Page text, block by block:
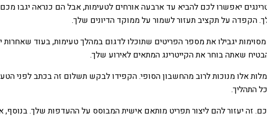
יאפשרו לכם להביא עד ארבעה אורחים לטעימות, אבל הם כנראה יגבו
הקפדה על תקציב תעזור לשמור על ממוקד הדיונים שלך.
יגבילו את מספר הפריטים שתוכלו לדגום במהלך טעימות, בעוד
שאתה בוחר את הקייטרינג המתאים לאירוע שלך.
אלו מנוכות לרוב מהחשבון הסופי. הקפידו לבקש תשלום זה בכתב לפני
התהליך.
זה יעזור להם ליצור תפריט מותאם אישית המבוסס על ההעדפות שלך. בנוסף,